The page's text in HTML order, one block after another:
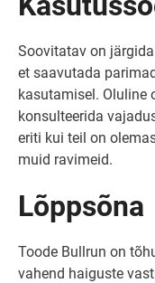
Soovitatav on
et saavutada
kasutamisel. Oluline
konsulteerida
eriti kui teil on
muid ravimeid.
Lõppsõna
Toode Bullrun on
vahend haiguste